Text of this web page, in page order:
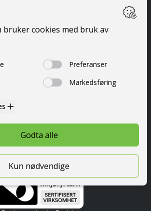
Priser
Nyttig info
© 2026 Festetrafikkskole AS
Personvern